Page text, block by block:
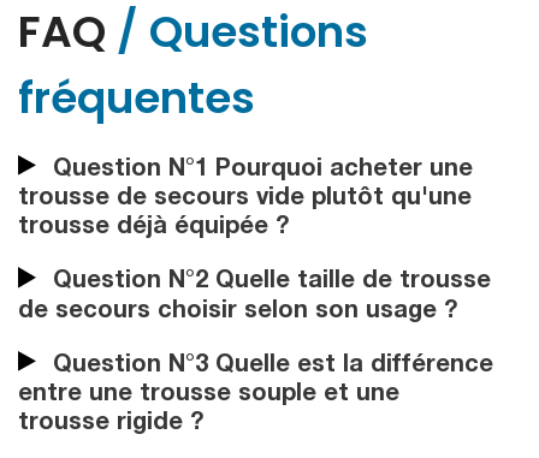
FAQ / Questions
fréquentes
Question N°1 Pourquoi acheter une
trousse de secours vide plutôt qu'une
trousse déjà équipée ?
Question N°2 Quelle taille de trousse
de secours choisir selon son usage ?
Question N°3 Quelle est la différence
entre une trousse souple et une
trousse rigide ?